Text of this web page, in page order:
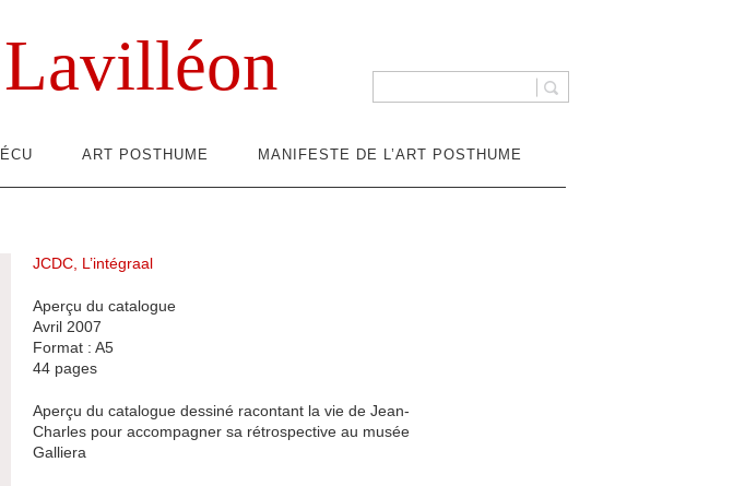
ART POSTHUME MANIFESTE DE L’ART POSTHUME
JCDC, L’intégraal
Aperçu du catalogue
Avril 2007
Format : A5
44 pages
Aperçu du catalogue dessiné racontant la vie de Jean-
Charles pour accompagner sa rétrospective au musée
Galliera